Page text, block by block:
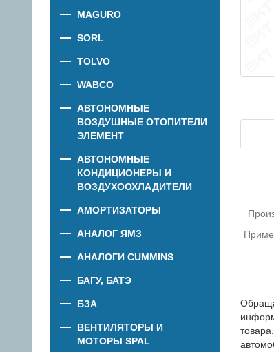
MAGURO
SORL
TOLVO
WABCO
АВТОНОМНЫЕ
ВОЗДУШНЫЕ ОТОПИТЕЛИ
ЭЛЕМЕНТ
АВТОНОМНЫЕ
КОНДИЦИОНЕРЫ И
ВОЗДУХООХЛАДИТЕЛИ
АМОРТИЗАТОРЫ
АНАЛОГ ЯМЗ
АНАЛОГИ CUMMINS
БАГУ, БАТЭ
БЗА
ВЕНТИЛЯТОРЫ И
МОТОРЫ SPAL